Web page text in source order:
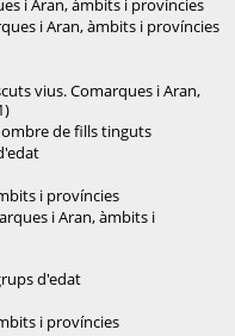
i Aran, àmbits i províncies
i Aran, àmbits i províncies
vius. Comarques i Aran,
de fills tinguts
i províncies
i Aran, àmbits i
d'edat
i províncies